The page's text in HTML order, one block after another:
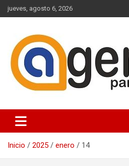
Saltar
al
jueves, agosto 6, 2026
Agenda Paraguay
Inicio 2025 enero 14